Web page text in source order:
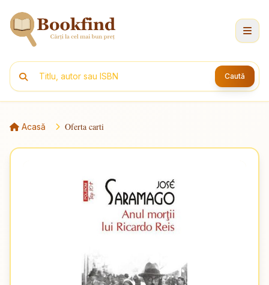
Caută
Acasă Oferta carti